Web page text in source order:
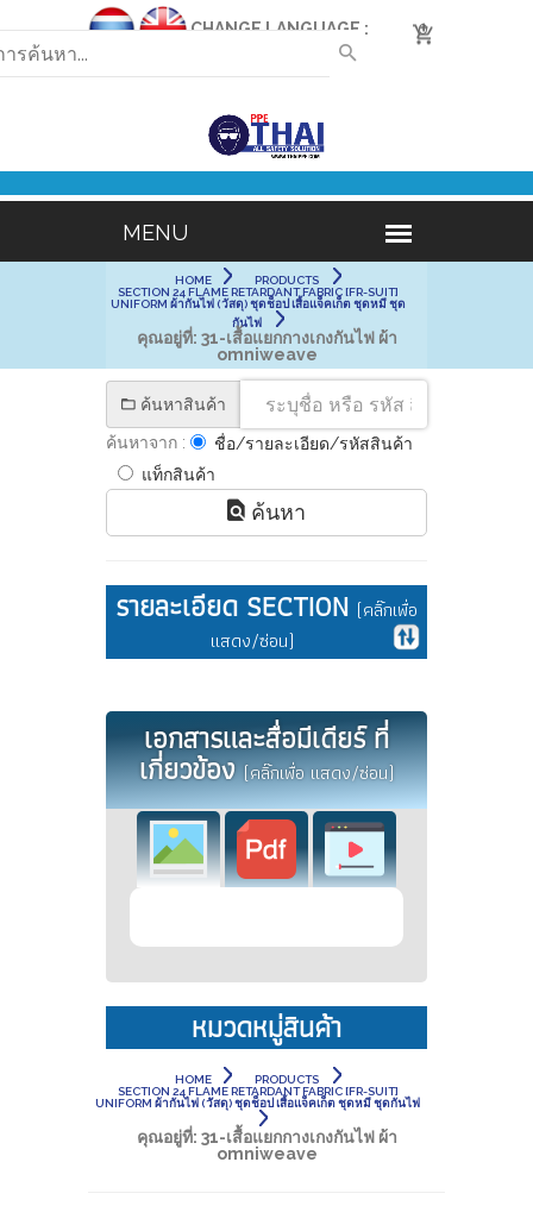
CHANGE LANGUAGE : 0
HOME
PRODUCTS
SECTION 24 FLAME RETARDANT FABRIC [FR-SUIT]
UNIFORM ผ้ากันไฟ (วัสดุ) ชุดช็อป เสื้อแจ็คเก็ต ชุดหมี ชุด
กันไฟ
คุณอยู่ที่: 31-เสื้อแยกกางเกงกันไฟ ผ้า
omniweave
ค้นหาสินค้า
ค้นหาจาก :
ชื่อ/รายละเอียด/รหัสสินค้า
แท็กสินค้า
ค้นหา
รายละเอียด SECTION (คลิ๊กเพื่อ
แสดง/ซ่อน)
เอกสารและสื่อมีเดียร์ ที่
เกี่ยวข้อง(คลิ๊กเพื่อ แสดง/ซ่อน)
หมวดหมู่สินค้า
HOME
PRODUCTS
SECTION 24 FLAME RETARDANT FABRIC [FR-SUIT]
UNIFORM ผ้ากันไฟ (วัสดุ) ชุดช็อป เสื้อแจ็คเก็ต ชุดหมี ชุดกันไฟ
คุณอยู่ที่: 31-เสื้อแยกกางเกงกันไฟ ผ้า
omniweave